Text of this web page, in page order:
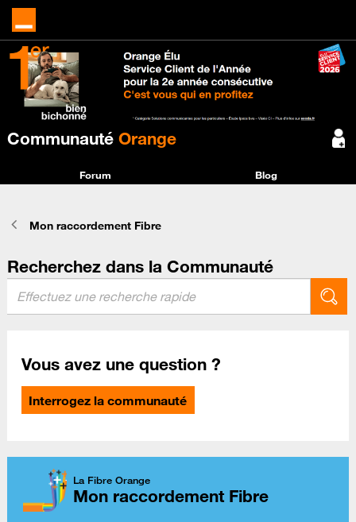
Communauté Orange
Forum Blog
Mon raccordement Fibre
Recherchez dans la Communauté
Vous avez une question ?
Interrogez la communauté
La Fibre Orange
Mon raccordement Fibre